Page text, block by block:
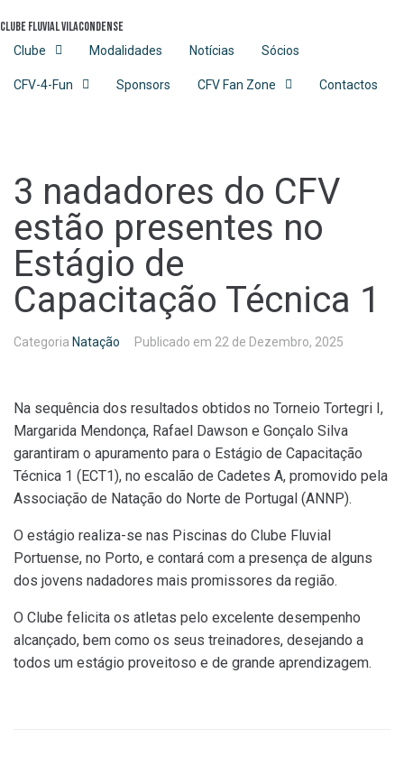
to
content
Clube Fluvial Vilacondense
Clube Modalidades Notícias Sócios
CFV-4-Fun Sponsors CFV Fan Zone Contactos
3 nadadores do CFV
estão presentes no
Estágio de
Capacitação Técnica 1
Categoria Natação Publicado em 22 de Dezembro, 2025
Na sequência dos resultados obtidos no Torneio Tortegri I,
Margarida Mendonça, Rafael Dawson e Gonçalo Silva
garantiram o apuramento para o Estágio de Capacitação
Técnica 1 (ECT1), no escalão de Cadetes A, promovido pela
Associação de Natação do Norte de Portugal (ANNP).
O estágio realiza-se nas Piscinas do Clube Fluvial
Portuense, no Porto, e contará com a presença de alguns
dos jovens nadadores mais promissores da região.
O Clube felicita os atletas pelo excelente desempenho
alcançado, bem como os seus treinadores, desejando a
todos um estágio proveitoso e de grande aprendizagem.